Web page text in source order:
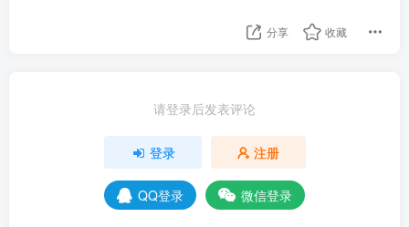
分享 收藏
请登录后发表评论
登录 注册
QQ登录 微信登录